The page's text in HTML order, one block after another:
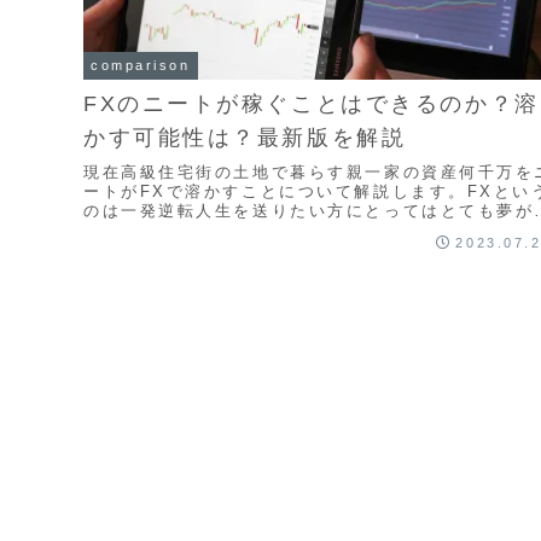
comparison
FXのニートが稼ぐことはできるのか？溶
かす可能性は？最新版を解説
現在高級住宅街の土地で暮らす親一家の資産何千万を
ートがFXで溶かすことについて解説します。FXとい
のは一発逆転人生を送りたい方にとってはとても夢が
金を稼いで一発大きく稼ぐことが可能だからです。し